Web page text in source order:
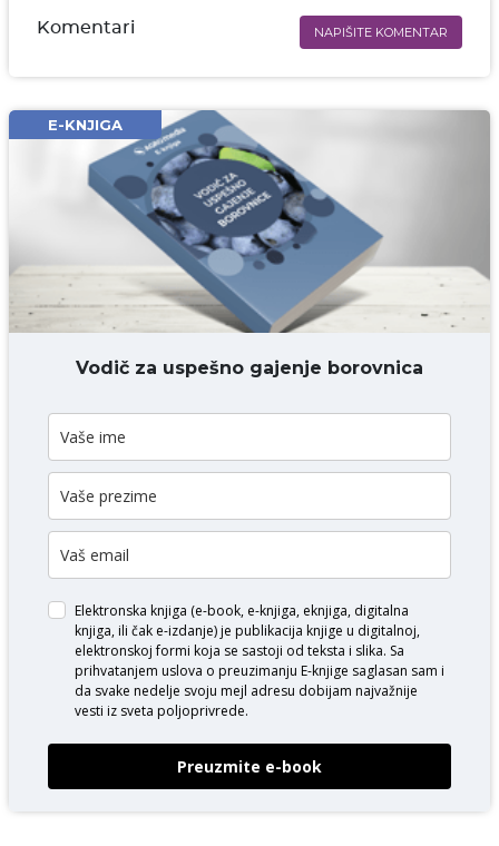
Komentari NAPIŠITE KOMENTAR
Email* obavezno
Komentar* obavezno
DODAJ KOMENTAR
E-KNJIGA
Vodič za uspešno gajenje borovnica
Elektronska knjiga (e-book, e-knjiga, eknjiga, digitalna
knjiga, ili čak e-izdanje) je publikacija knjige u digitalnoj,
elektronskoj formi koja se sastoji od teksta i slika. Sa
prihvatanjem uslova o preuzimanju E-knjige saglasan sam i
da svake nedelje svoju mejl adresu dobijam najvažnije
vesti iz sveta poljoprivrede.
Preuzmite e-book